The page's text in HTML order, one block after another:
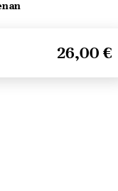
26,00 €